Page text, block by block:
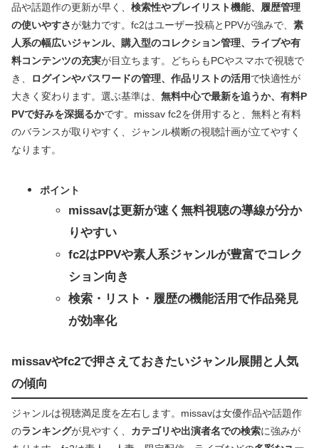
品や話題作の更新が早く、 検索性やプレイリスト機能、履歴管理
の使いやすさが魅力です。fc2はユーザー投稿とPPVが強みで、 素
人系の幅広いジャンル、購入型のコレクション管理、ライブや有
料コンテンツの充実が目立ちます。どちらもPCやスマホで視聴で
き、
ログインやパスワードの管理、作品リストの活用で快適性が
大きく変わります。選ぶ基準は、 無料中心で最新を追うか、有料P
PVで好みを深掘るかです。missav fc2を併用すると、無料と有料
のバランスが取りやすく、ジャンル横断の視聴計画が立てやすく
なります。
ポイント
missavは更新が速く無料視聴の導線が分か
りやすい
fc2はPPVや素人系ジャンルが豊富でコレク
ション向き
検索・リスト・履歴の機能活用で作品発見
が効率化
missavやfc2で押さえておきたいジャンル展開と人気
の傾向
ジャンルは視聴満足度を左右します。missavは女優作品や話題作
のランキングが見やすく、 カテゴリや出演者名での検索に強みが